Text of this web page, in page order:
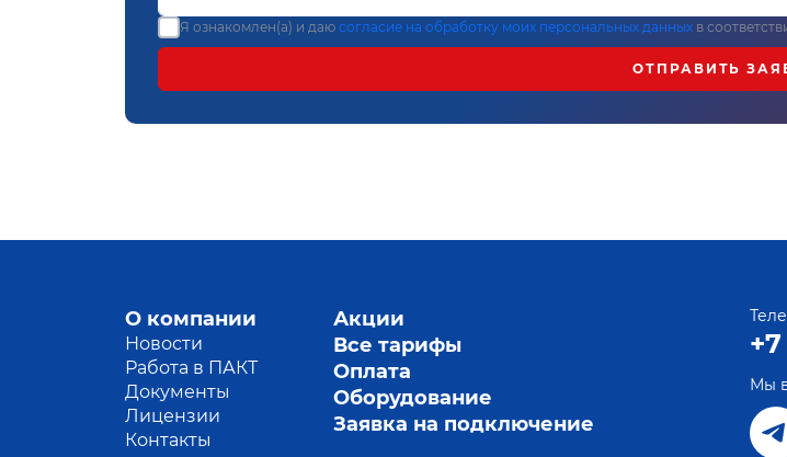
Я ознакомлен(а) и даю согласие на обработку моих персональных данных в
ОТПРАВИТЬ
О компании
Новости
Работа в ПАКТ
Документы
Лицензии
Контакты
Акции
Все тарифы
Оплата
Оборудование
Заявка на подключение
+7
Мы